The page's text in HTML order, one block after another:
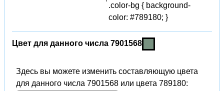
.color-bg { background-
color: #789180; }
Цвет для данного числа 7901568
Здесь вы можете изменить составляющую цвета
для данного числа 7901568 или цвета 789180: